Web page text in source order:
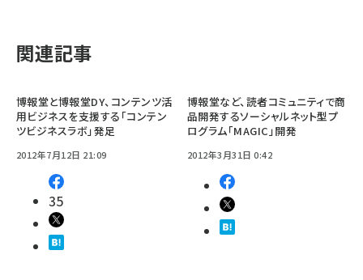
関連記事
博報堂と博報堂DY、コンテンツ活
用ビジネスを支援する「コンテン
ツビジネスラボ」発足
2012年7月12日 21:09
35
博報堂など、読者コミュニティで商
品開発するソーシャルネット型プ
ログラム「MAGIC」開発
2012年3月31日 0:42